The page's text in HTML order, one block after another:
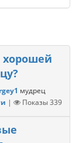
хорошей
мудрец
| Показы339